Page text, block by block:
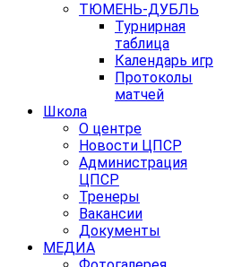
ТЮМЕНЬ-ДУБЛЬ
Турнирная
таблица
Календарь игр
Протоколы
матчей
Школа
О центре
Новости ЦПСР
Администрация
ЦПСР
Тренеры
Вакансии
Документы
МЕДИА